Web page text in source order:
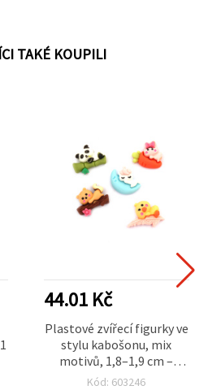
TAKÉ KOUPILI
44.01 Kč
Plastové zvířecí figurky ve
stylu kabošonu, mix
motivů, 1,8–1,9 cm –
balení 10 ks
Kód: 603246